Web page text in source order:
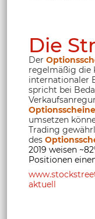
Die
Der
regelmäßig die
internationaler
spricht bei
umsetzen
Trading
des
2019 weisen
Positionen
aktuell